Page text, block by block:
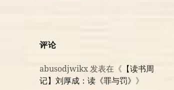
评论
abusodjwikx发表在《 【读书周
记】刘厚成：读《罪与罚》 》